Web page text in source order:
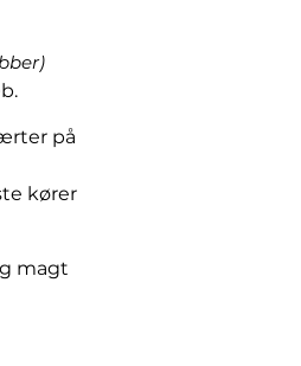
på
kører
magt